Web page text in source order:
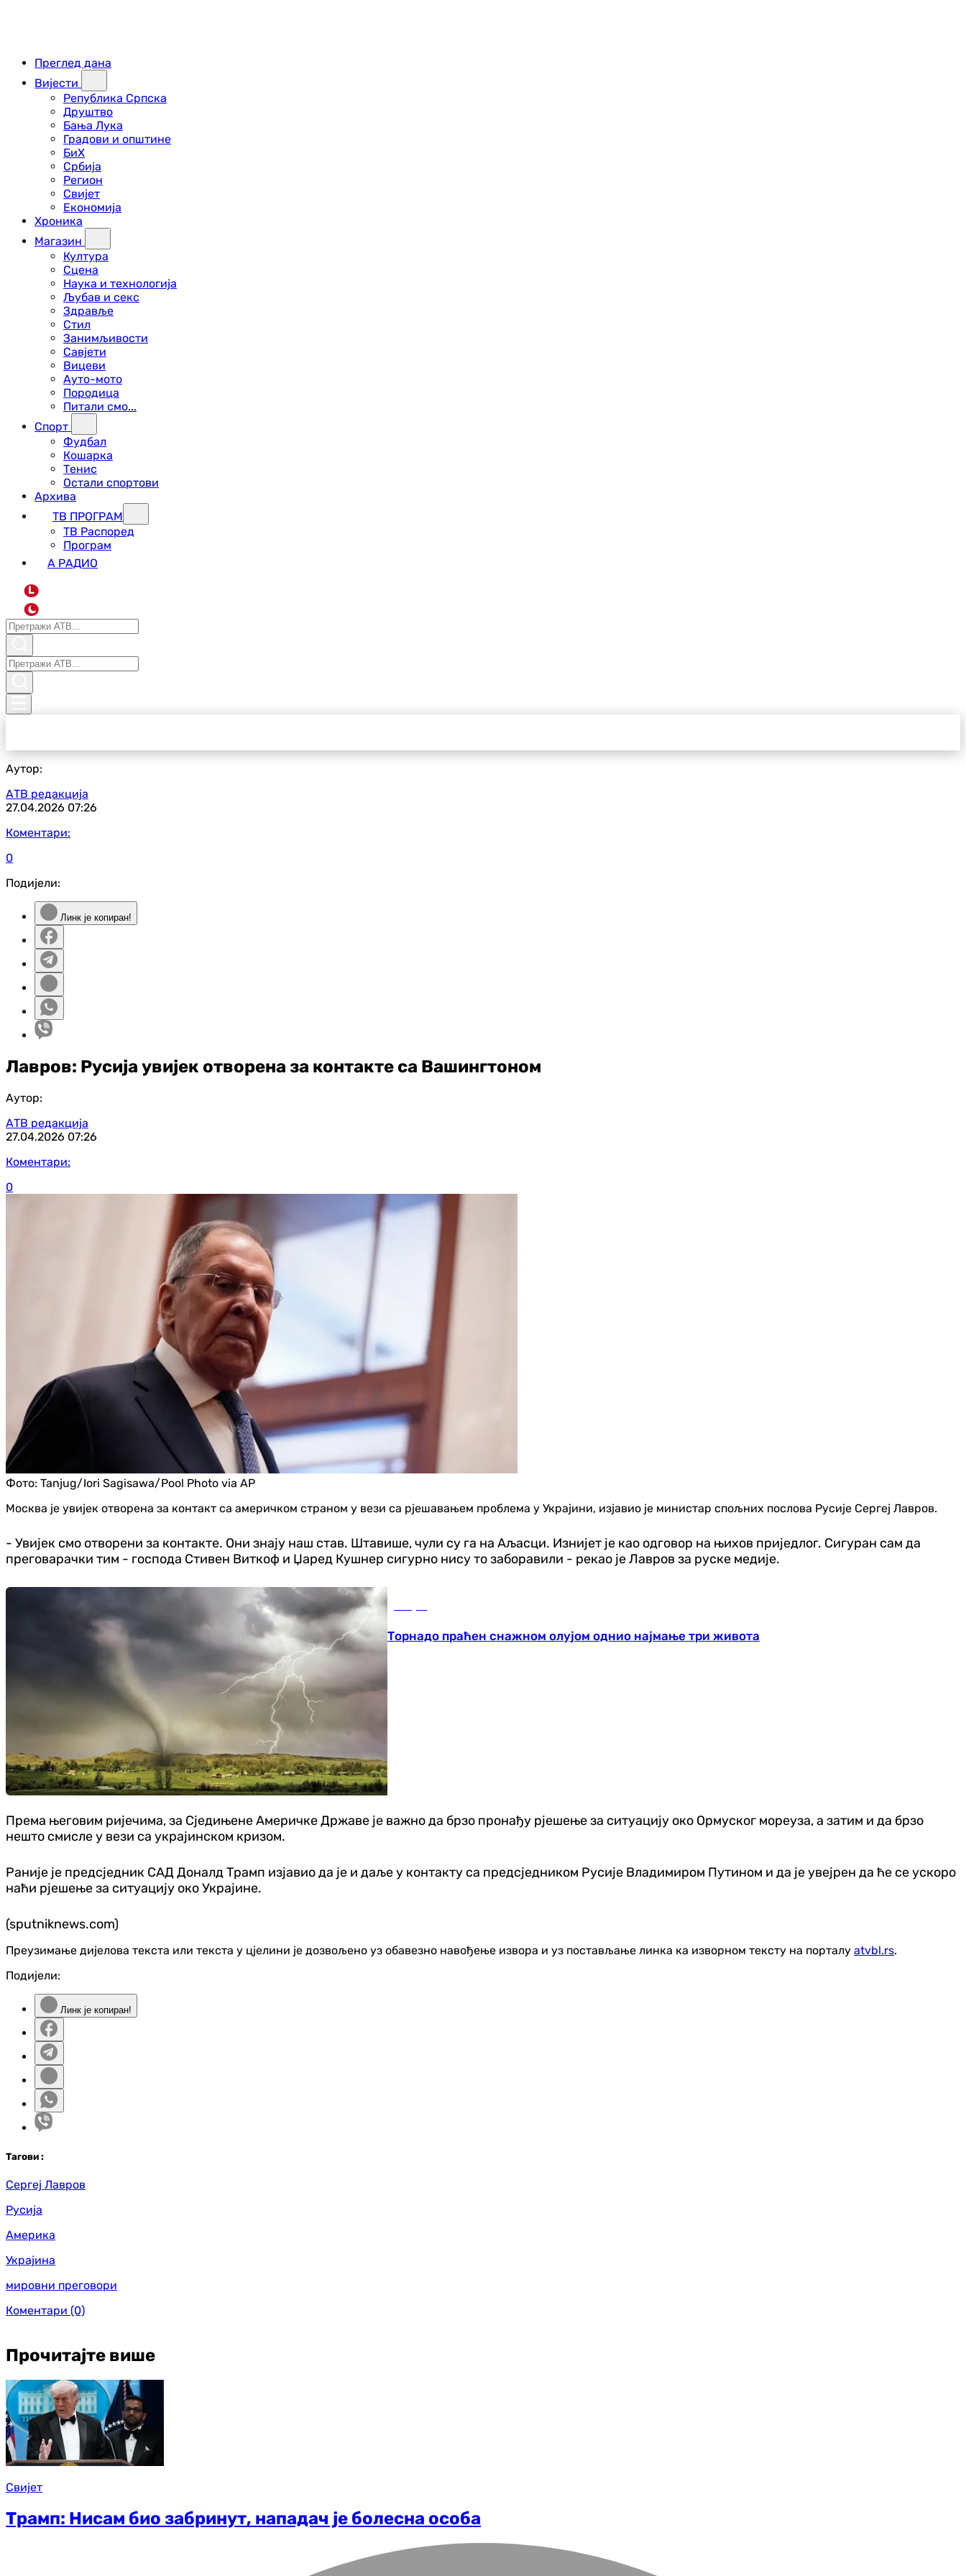
Преглед дана
Вијести
Република Српска
Друштво
Бања Лука
Градови и општине
БиХ
Србија
Регион
Свијет
Економија
Хроника
Магазин
Култура
Сцена
Наука и технологија
Љубав и секс
Здравље
Стил
Занимљивости
Савјети
Вицеви
Ауто-мото
Породица
Питали смо...
Спорт
Фудбал
Кошарка
Тенис
Остали спортови
Архива
ТВ ПРОГРАМ
ТВ Распоред
Програм
А РАДИО
L
Аутор:
АТВ редакција
27.04.2026 07:26
Коментари:
0
Подијели:
Линк је копиран!
Лавров: Русија увијек отворена за контакте са Вашингтоном
Аутор:
АТВ редакција
27.04.2026 07:26
Коментари:
0
Фото: Tanjug/Iori Sagisawa/Pool Photo via AP
Москва је увијек отворена за контакт са америчком страном у вези са рјешавањем проблема у Украјини, изјавио је министар спољних послова Русије Сергеј Лавров.
- Увијек смо отворени за контакте. Они знају наш став. Штавише, чули су га на Аљасци. Изнијет је као одговор на њихов приједлог. Сигуран сам да
преговарачки тим - господа Стивен Виткоф и Џаред Кушнер сигурно нису то заборавили - рекао је Лавров за руске медије.
Торнадо праћен снажном олујом однио најмање три живота
Према његовим ријечима, за Сједињене Америчке Државе је важно да брзо пронађу рјешење за ситуацију око Ормуског мореуза, а затим и да брзо
нешто смисле у вези са украјинском кризом.
Раније је предсједник САД Доналд Трамп изјавио да је и даље у контакту са предсједником Русије Владимиром Путином и да је увејрен да ће се ускоро
наћи рјешење за ситуацију око Украјине.
(sputniknews.com)
Преузимање дијелова текста или текста у цјелини је дозвољено уз обавезно навођење извора и уз постављање линка ка изворном тексту на порталу atvbl.rs.
Подијели:
Линк је копиран!
Тагови :
Сергеј Лавров
Русија
Америка
Украјина
мировни преговори
Коментари (0)
Прочитајте више
Свијет
Трамп: Нисам био забринут, нападач је болесна особа